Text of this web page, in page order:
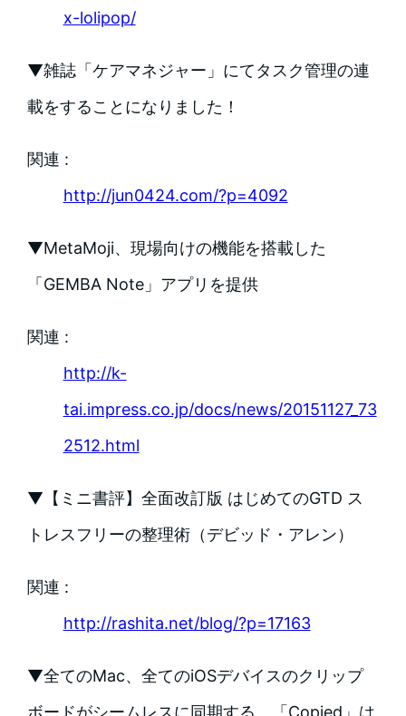
x-lolipop/
▼雑誌「ケアマネジャー」にてタスク管理の連
載をすることになりました！
関連 :
http://jun0424.com/?p=4092
▼MetaMoji、現場向けの機能を搭載した
「GEMBA Note」アプリを提供
関連 :
http://k-
tai.impress.co.jp/docs/news/20151127_73
2512.html
▼【ミニ書評】全面改訂版 はじめてのGTD ス
トレスフリーの整理術（デビッド・アレン）
関連 :
http://rashita.net/blog/?p=17163
▼全てのMac、全てのiOSデバイスのクリップ